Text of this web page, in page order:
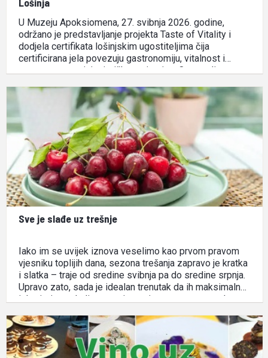
U Muzeju Apoksiomena, 27. svibnja 2026. godine,
održano je predstavljanje projekta Taste of Vitality i
dodjela certifikata lošinjskim ugostiteljima čija
certificirana jela povezuju gastronomiju, vitalnost i
suvremene nutricionističke smjernice. Ove godine
ponude 18 lošinjskih ugostiteljskih objekata: restoran
Artatore, Baracuda gostionica, …
Sve je slađe uz trešnje
Iako im se uvijek iznova veselimo kao prvom pravom
vjesniku toplijih dana, sezona trešanja zapravo je kratka
i slatka – traje od sredine svibnja pa do sredine srpnja.
Upravo zato, sada je idealan trenutak da ih maksimalno
iskoristimo u kulinarstvu i uvrstimo u gastronomske